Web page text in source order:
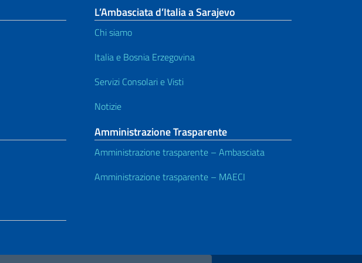
L’Ambasciata d’Italia a Sarajevo
Chi siamo
Italia e Bosnia Erzegovina
Servizi Consolari e Visti
Notizie
Amministrazione Trasparente
Amministrazione trasparente – Ambasciata
Amministrazione trasparente – MAECI